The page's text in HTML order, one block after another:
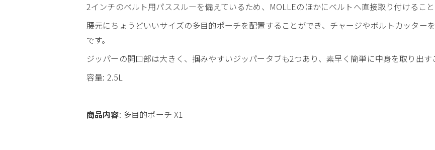
2インチのベルト用パススルーを備えているため、MOLLEのほかにベルトへ直接取り付けること
腰元にちょうどいいサイズの多目的ポーチを配置することができ、チャージやボルトカッター
です。
ジッパーの開口部は大きく、掴みやすいジッパータブも2つあり、素早く簡単に中身を取り出す
容量: 2.5L
商品内容: 多目的ポーチ X1